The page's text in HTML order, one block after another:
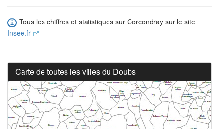
Tous les chiffres et statistiques sur Corcondray sur le site
Insee.fr
Carte de toutes les villes du Doubs